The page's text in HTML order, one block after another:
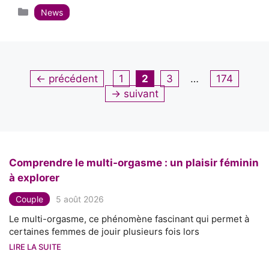
Catégories
News
← précédent Page
1 Page
2 Page
3 … Page
174
→ suivant
Comprendre le multi-orgasme : un plaisir féminin
à explorer
Couple 5 août 2026
Le multi-orgasme, ce phénomène fascinant qui permet à
certaines femmes de jouir plusieurs fois lors
LIRE LA SUITE